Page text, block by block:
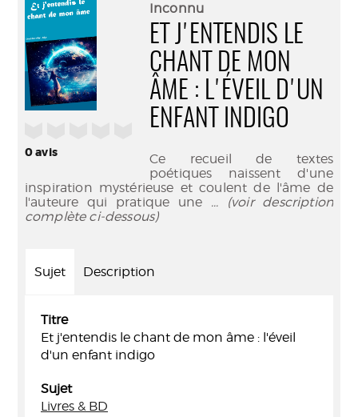
0avis
Inconnu
ET J'ENTENDIS LE
CHANT DE MON
ÂME : L'ÉVEIL D'UN
ENFANT INDIGO
Ce recueil de textes
poétiques naissent d'une
inspiration mystérieuse et coulent de l'âme de
l'auteure qui pratique une ... (voir description
complète ci-dessous)
Sujet Description
Titre
Et j'entendis le chant de mon âme : l'éveil
d'un enfant indigo
Sujet
Livres & BD